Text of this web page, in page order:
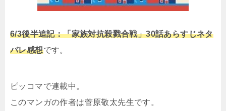
6/3後半追記：「家族対抗殺戮合戦」30話あらすじネタ
バレ感想です。
ピッコマで連載中。
このマンガの作者は菅原敬太先生です。